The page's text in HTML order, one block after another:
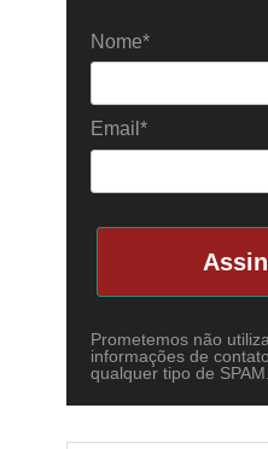
Nome*
Email*
Prometemos não
informações de
qualquer tipo de SPAM.